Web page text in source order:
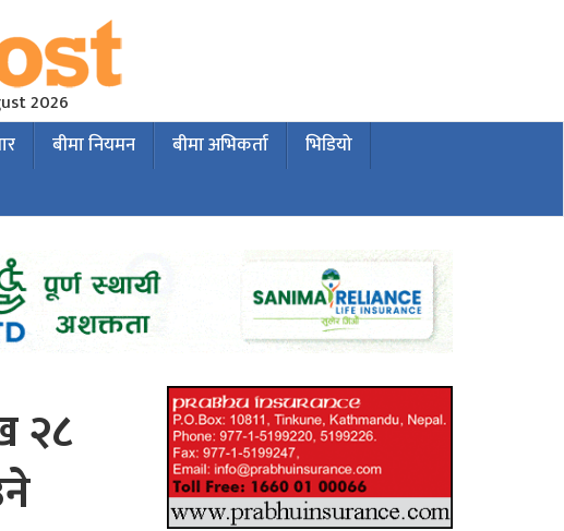
2026
बीमा नियमन बीमा अभिकर्ता
भिडियो
२८